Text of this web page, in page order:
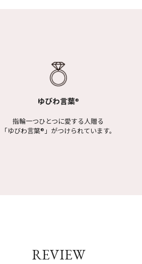
ゆびわ言葉®
指輪一つひとつに愛する人贈る
「ゆびわ言葉® 」がつけられています。
REVIEW